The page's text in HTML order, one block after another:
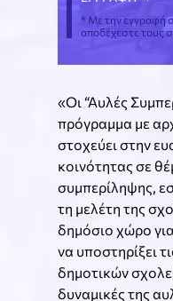
* Με την εγγραφή
αποδέχεστε τους
«Οι “Αυλές
πρόγραμμα με
στοχεύει στην
κοινότητας σε
συμπερίληψης,
τη μελέτη της
δημόσιο χώρο
να υποστηρίξει
δημοτικών
δυναμικές της